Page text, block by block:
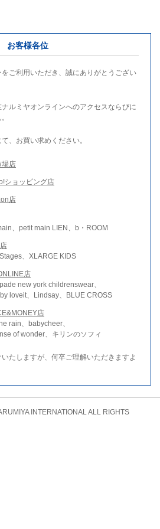
お客様各位
ご利用いただき、誠にありがとうござい
ルミヤオンラインへのアクセスならびに
、お買い求めください。
場店
ショッピング店
店
、petit main LIEN、b・ROOM
、XLARGE KIDS
店
new york childrenswear、
loveit、Lindsay、BLUE CROSS
店
rain、babycheer、
of wonder、キリンのソフィ
たしますが、何卒ご理解いただきますよ